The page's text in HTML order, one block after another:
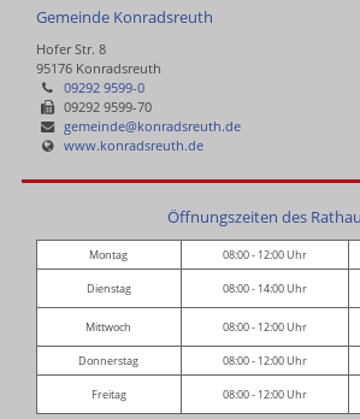
Gemeinde Konradsreuth
Hofer Str. 8
95176 Konradsreuth
09292 9599-0
09292 9599-70
gemeinde@konradsreuth.de
www.konradsreuth.de
Öffnungszeiten des
Montag 08:00 - 12:00 Uhr
Dienstag 08:00 - 14:00 Uhr
Mittwoch 08:00 - 12:00 Uhr
Donnerstag 08:00 - 12:00 Uhr
Freitag 08:00 - 12:00 Uhr